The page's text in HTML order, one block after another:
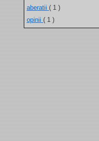
aberatii ( 1 )
opinii ( 1 )